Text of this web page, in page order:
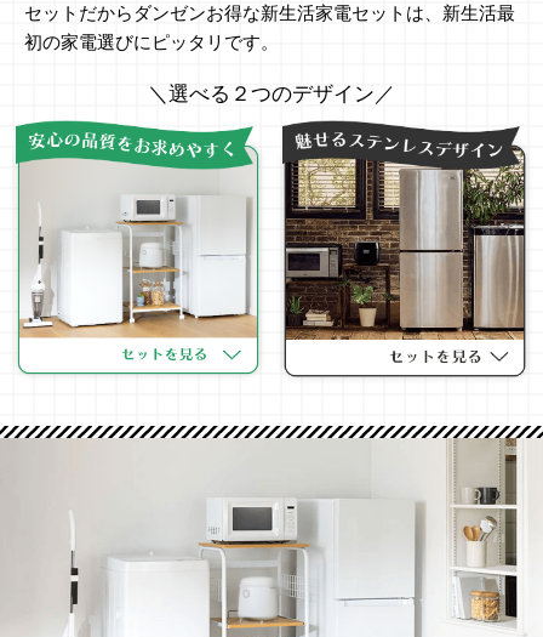
セットだからダンゼンお得な新生活家電セットは、新生活最
初の家電選びにピッタリです。
＼選べる２つのデザイン／